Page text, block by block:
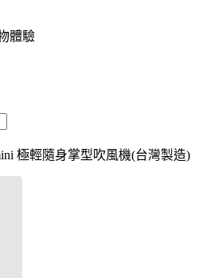
體驗
極輕隨身掌型吹風機(台灣製造)